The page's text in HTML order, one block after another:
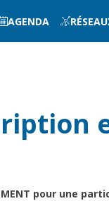
AGENDA
pour une